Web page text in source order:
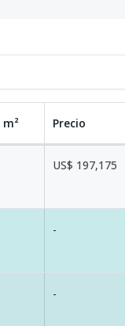
m² Precio
US$ 197,175
-
-